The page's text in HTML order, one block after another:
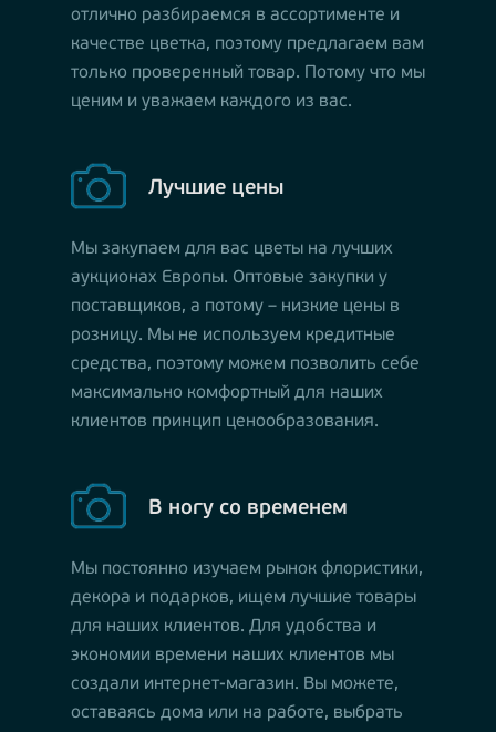
отлично разбираемся в ассортименте и
качестве цветка, поэтому предлагаем вам
только проверенный товар. Потому что мы
ценим и уважаем каждого из вас.
Лучшие цены
Мы закупаем для вас цветы на лучших
аукционах Европы. Оптовые закупки у
поставщиков, а потому – низкие цены в
розницу. Мы не используем кредитные
средства, поэтому можем позволить себе
максимально комфортный для наших
клиентов принцип ценообразования.
В ногу со временем
Мы постоянно изучаем рынок флористики,
декора и подарков, ищем лучшие товары
для наших клиентов. Для удобства и
экономии времени наших клиентов мы
создали интернет-магазин. Вы можете,
оставаясь дома или на работе, выбрать